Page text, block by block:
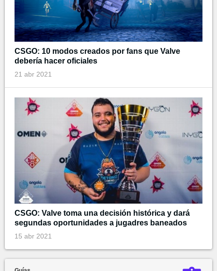
CSGO: 10 modos creados por fans que Valve
debería hacer oficiales
21 abr 2021
CSGO: Valve toma una decisión histórica y dará
segundas oportunidades a jugadres baneados
15 abr 2021